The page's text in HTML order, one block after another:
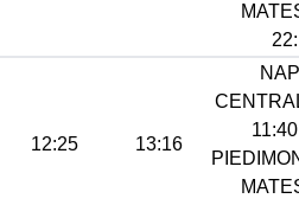
12:25 13:16